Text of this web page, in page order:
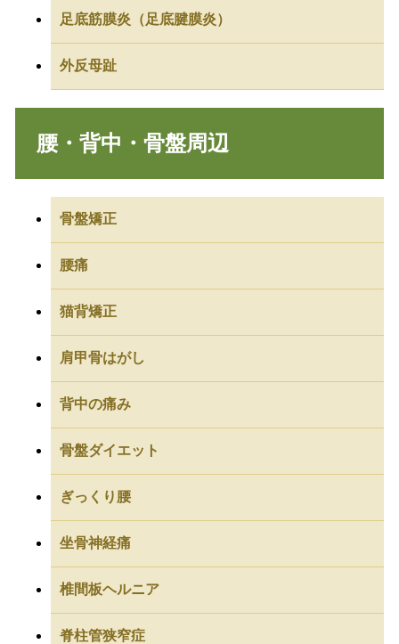
足底筋膜炎（足底腱膜炎）
外反母趾
腰・背中・骨盤周辺
骨盤矯正
腰痛
猫背矯正
肩甲骨はがし
背中の痛み
骨盤ダイエット
ぎっくり腰
坐骨神経痛
椎間板ヘルニア
脊柱管狭窄症